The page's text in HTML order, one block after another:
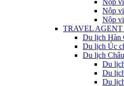
Nộp
Nộp
Nộp
TRAVEL AGENT
Du lịch Hàn
Du lịch Úc
Du lịch
Du
Du
Du